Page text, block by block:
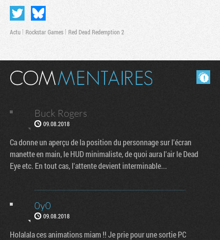
Actu Rockstar Games Red Dead Redemption 2
Masquer les commentaires lus.
Buck Rogers
09.08.2018
Ca donne un aperçu de la position du personnage sur l'écran
manette en main, le HUD minimaliste, de quoi aura l'air le Dead
Eye etc. En tout cas, l'attente devient interminable...
0y0
09.08.2018
Holalala ces animations miam !! Je prie pour une sortie PC